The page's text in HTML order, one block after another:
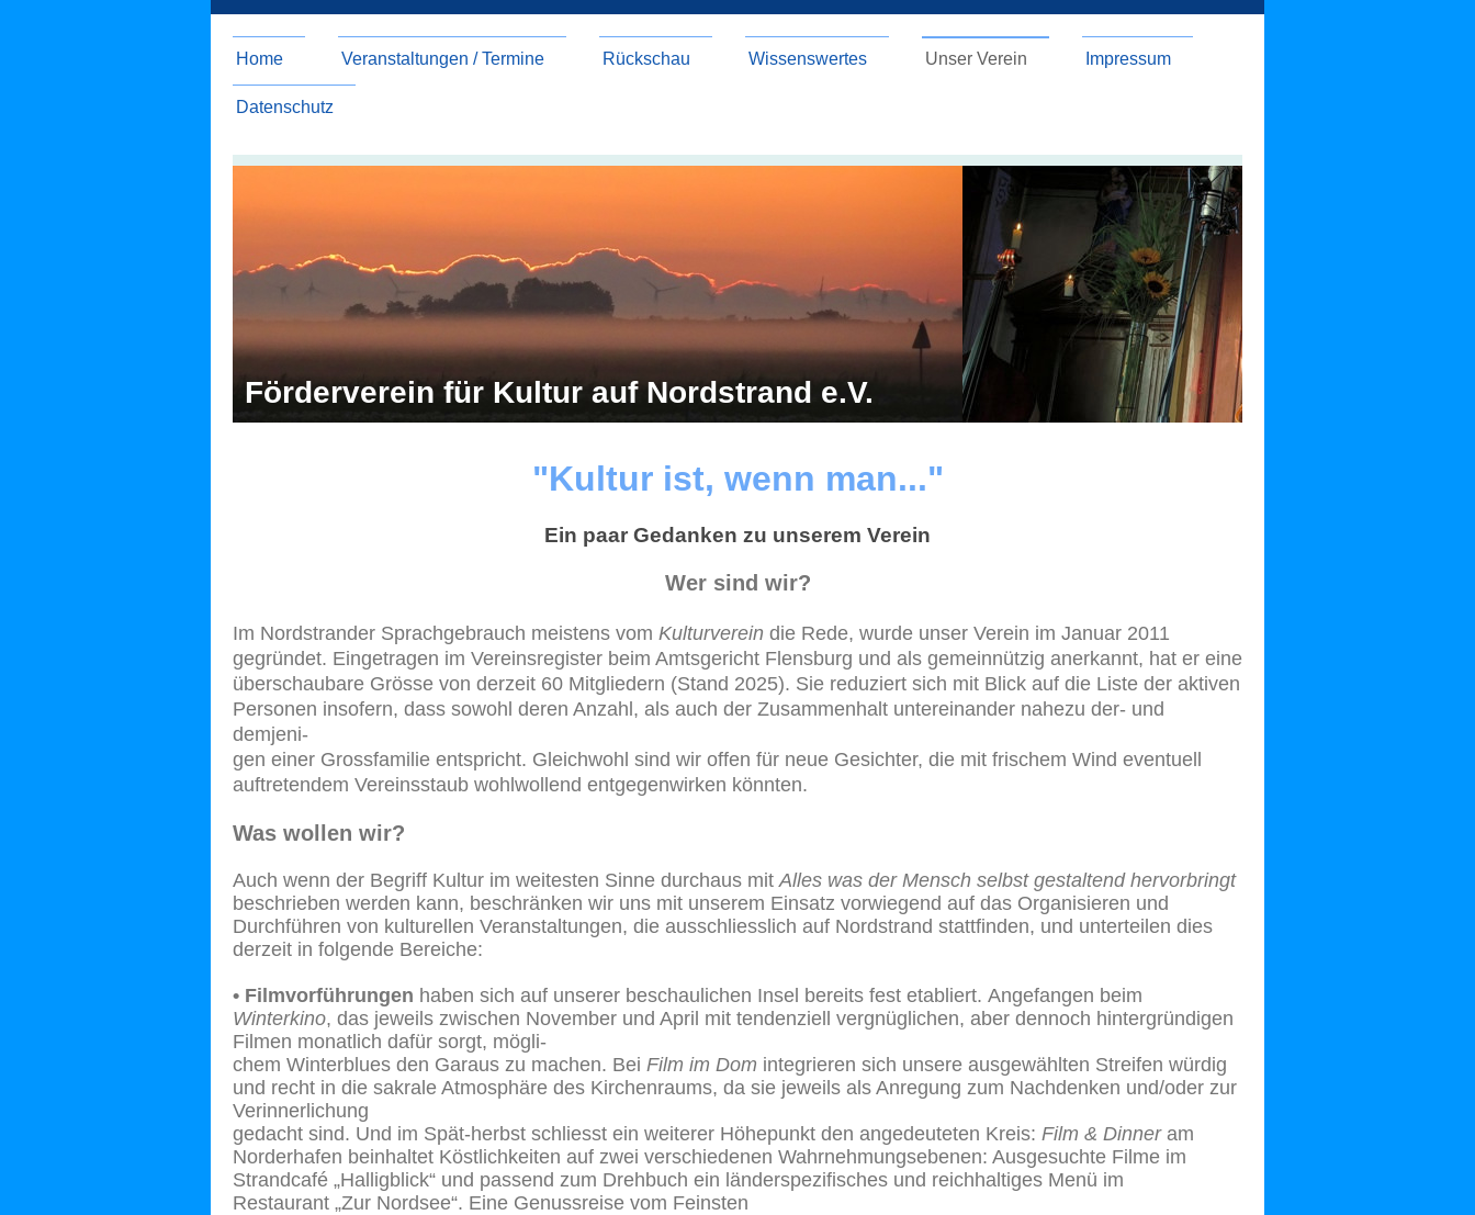
Home Veranstaltungen / Termine Rückschau Wissenswertes Unser Verein Impressum
Datenschutz
Förderverein für Kultur auf Nordstrand e.V.
"Kultur ist, wenn man..."
Ein paar Gedanken zu unserem Verein
Wer sind wir?
Im Nordstrander Sprachgebrauch meistens vom Kulturverein die Rede, wurde unser Verein im Januar 2011
gegründet. Eingetragen im Vereinsregister beim Amtsgericht Flensburg und als gemeinnützig anerkannt, hat er eine
überschaubare Grösse von derzeit 60 Mitgliedern (Stand 2025). Sie reduziert sich mit Blick auf die Liste der aktiven
Personen insofern, dass sowohl deren Anzahl, als auch der Zusammenhalt untereinander nahezu der- und
demjeni-
gen einer Grossfamilie entspricht. Gleichwohl sind wir offen für neue Gesichter, die mit frischem Wind eventuell
auftretendem Vereinsstaub wohlwollend entgegenwirken könnten.
Was wollen wir?
Auch wenn der Begriff Kultur im weitesten Sinne durchaus mit Alles was der Mensch selbst gestaltend hervorbringt
beschrieben werden kann, beschränken wir uns mit unserem Einsatz vorwiegend auf das Organisieren und
Durchführen von kulturellen Veranstaltungen, die ausschliesslich auf Nordstrand stattfinden, und unterteilen dies
derzeit in folgende Bereiche:
• Filmvorführungen haben sich auf unserer beschaulichen Insel bereits fest etabliert. Angefangen beim
Winterkino, das jeweils zwischen November und April mit tendenziell vergnüglichen, aber dennoch hintergründigen
Filmen monatlich dafür sorgt, mögli-
chem Winterblues den Garaus zu machen. Bei Film im Dom integrieren sich unsere ausgewählten Streifen würdig
und recht in die sakrale Atmosphäre des Kirchenraums, da sie jeweils als Anregung zum Nachdenken und/oder zur
Verinnerlichung
gedacht sind. Und im Spät-herbst schliesst ein weiterer Höhepunkt den angedeuteten Kreis: Film & Dinneram
Norderhafen beinhaltet Köstlichkeiten auf zwei verschiedenen Wahrnehmungsebenen: Ausgesuchte Filme im
Strandcafé „Halligblick“ und passend zum Drehbuch ein länderspezifisches und reichhaltiges Menü im
Restaurant „Zur Nordsee“. Eine Genussreise vom Feinsten